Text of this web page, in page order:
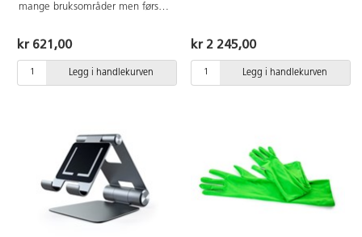
mange bruksområder men først
screen og digital læring. La barna
ta på greenscreenkappen og
samhandle aktivt på skjermen.
Bare fantasien setter grenser!
kr 621,00
Legg i handlekurven
68-95 cm. Kan enkelt festes til
137958 Stativ for en høyere
lampe som kan stå på gulvet.
kr 2 245,00
Legg i handlekurven